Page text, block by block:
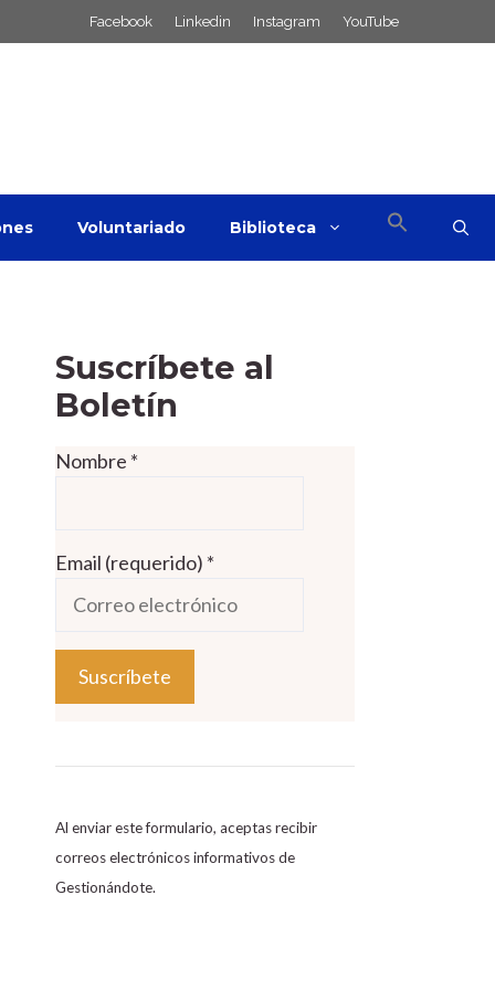
Facebook Linkedin Instagram YouTube
Voluntariado Biblioteca
Suscríbete al
Boletín
Nombre *
Email (requerido) *
o
s
t
a
Al enviar este formulario, aceptas recibir
correos electrónicos informativos de
Gestionándote.